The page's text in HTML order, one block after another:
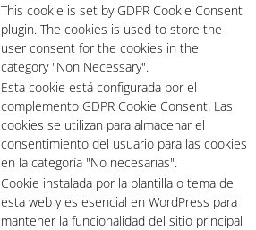
This cookie is set by GDPR Cookie Consent
plugin. The cookies is used to store the
user consent for the cookies in the
category "Non Necessary".
Esta cookie está configurada por el
complemento GDPR Cookie Consent. Las
cookies se utilizan para almacenar el
consentimiento del usuario para las cookies
en la categoría "No necesarias".
Cookie instalada por la plantilla o tema de
esta web y es esencial en WordPress para
mantener la funcionalidad del sitio principal